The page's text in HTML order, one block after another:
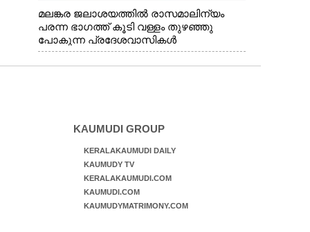
മലങ്കര ജലാശയത്തിൽ രാസമാലിന്യം
പരന്ന ഭാഗത്ത് കൂടി വള്ളം തുഴഞ്ഞു
പോകുന്ന പ്രദേശവാസികൾ
KAUMUDI GROUP
KERALAKAUMUDI DAILY
KAUMUDY TV
KERALAKAUMUDI.COM
KAUMUDI.COM
KAUMUDYMATRIMONY.COM